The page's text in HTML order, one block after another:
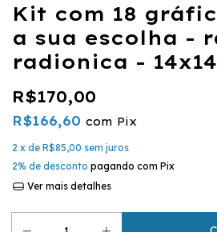
Kit com 18
a sua escolha -
radionica -
R$170,00
R$166,60 com Pix
2 x de R$85,00 sem juros
2% de desconto pagando com Pix
Ver mais detalhes